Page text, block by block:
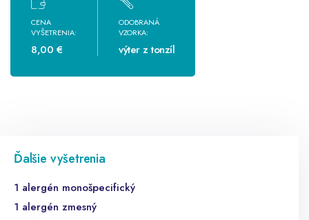
CENA
VYŠETRENIA:
8,00 €
ODOBRANÁ
VZORKA:
výter z tonzíl
Ďalšie vyšetrenia
1 alergén monošpecifický
1 alergén zmesný